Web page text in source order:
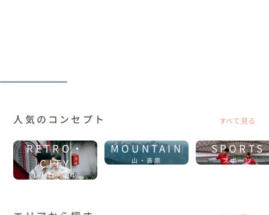
人気のコンセプト すべて見る
RETRO・
CITY
レトロ・街中
MOUNTAIN
山・高原
SPORTS
スポーツ